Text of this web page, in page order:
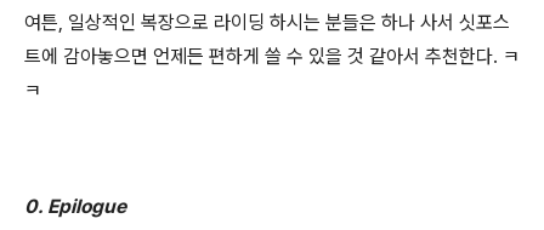
여튼, 일상적인 복장으로 라이딩 하시는 분들은 하나 사서 싯포스
트에 감아놓으면 언제든 편하게 쓸 수 있을 것 같아서 추천한다. ㅋ
ㅋ
0. Epilogue